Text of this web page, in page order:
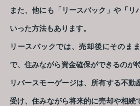
また、他にも「リースバック」や「リ
いった方法もあります。
リースバックでは、売却後にそのま
で、住みながら資金確保ができるのが
リバースモーゲージは、所有する不動
受け、住みながら将来的に売却や相続